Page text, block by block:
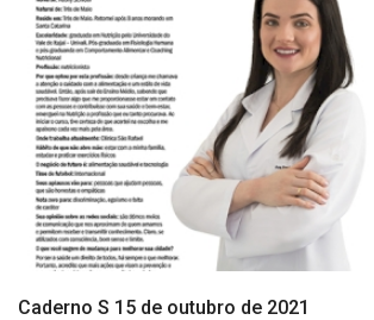
Caderno S 15 de outubro de 2021